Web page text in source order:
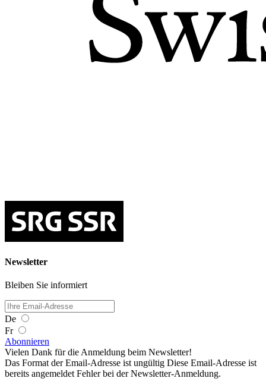
Newsletter
Bleiben Sie informiert
De
Fr
Abonnieren
Vielen Dank für die Anmeldung beim Newsletter!
Das Format der Email-Adresse ist ungültig Diese Email-Adresse ist
bereits angemeldet Fehler bei der Newsletter-Anmeldung.